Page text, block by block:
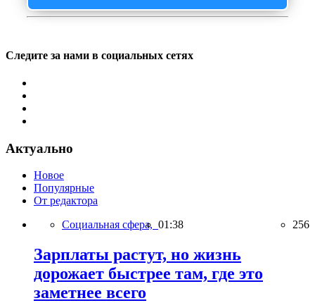
Следите за нами в социальных сетях
Актуально
Новое
Популярные
От редактора
Социальная сфера, 01:38 256
Зарплаты растут, но жизнь
дорожает быстрее там, где это
заметнее всего